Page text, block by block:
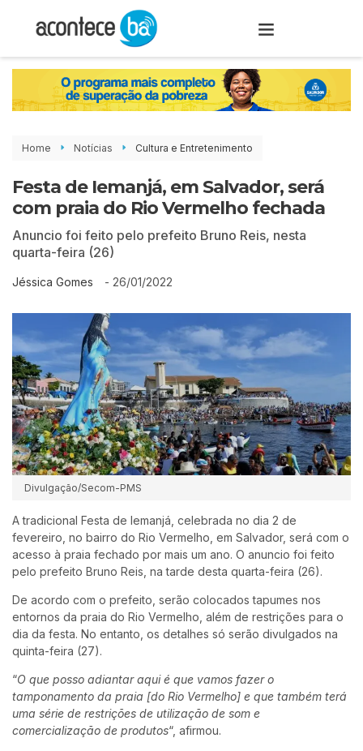
Home Notícias Cultura e Entretenimento
Festa de Iemanjá, em Salvador, será
com praia do Rio Vermelho fechada
Anuncio foi feito pelo prefeito Bruno Reis, nesta
quarta-feira (26)
Jéssica Gomes - 26/01/2022
Divulgação/Secom-PMS
A tradicional Festa de Iemanjá, celebrada no dia 2 de
fevereiro, no bairro do Rio Vermelho, em Salvador, será com o
acesso à praia fechado por mais um ano. O anuncio foi feito
pelo prefeito Bruno Reis, na tarde desta quarta-feira (26).
De acordo com o prefeito, serão colocados tapumes nos
entornos da praia do Rio Vermelho, além de restrições para o
dia da festa. No entanto, os detalhes só serão divulgados na
quinta-feira (27).
“O que posso adiantar aqui é que vamos fazer o
tamponamento da praia [do Rio Vermelho] e que também terá
uma série de restrições de utilização de som e
comercialização de produtos“, afirmou.